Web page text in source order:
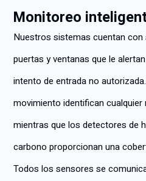
Monitoreo
Nuestros sistemas cuentan
puertas y ventanas que le
intento de entrada no
movimiento identifican
mientras que los detectores de
carbono proporcionan una
Todos los sensores se